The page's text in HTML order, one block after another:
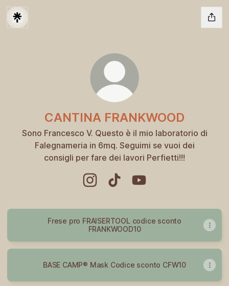
CANTINA FRANKWOOD
Sono Francesco V. Questo è il mio laboratorio di
Falegnameria in 6mq. Seguimi se vuoi dei
consigli per fare dei lavori Perfietti!!!
Frese pro FRAISERTOOL codice sconto
FRANKWOOD10
BASE CAMP® Mask Codice sconto CFW10